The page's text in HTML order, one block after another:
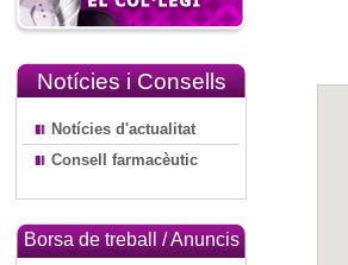
Notícies i Consells
Notícies d'actualitat
Consell farmacèutic
Borsa de treball / Anuncis